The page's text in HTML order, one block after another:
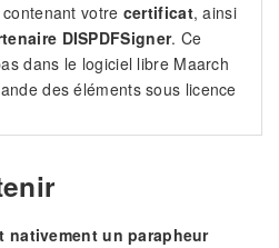
votre certificat, ainsi
DISPDFSigner. Ce
dans le logiciel libre Maarch
des éléments sous licence
nativement un parapheur